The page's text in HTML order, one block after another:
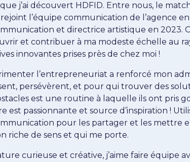
j’ai découvert HDFID. Entre nous, le
l’équipe communication de l’agence
et directrice artistique en 2023.
et contribuer à ma modeste échelle au
innovantes prises près de chez moi !
l’entrepreneuriat a renforcé mon
persévèrent, et pour qui trouver des
est une routine à laquelle ils ont pris
est passionnante et source d’inspiration !
pour les partager et les mettre
riche de sens et qui me porte.
curieuse et créative, j’aime faire équipe